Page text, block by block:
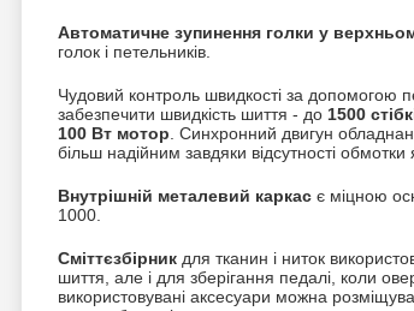
Автоматичне зупинення голки у
голок і петельників.
Чудовий контроль швидкості за допомогою
забезпечити швидкість шиття - до 1500
100 Вт мотор . Синхронний двигун
більш надійним завдяки відсутності обмотки
Внутрішній металевий каркас є міцною
1000.
Сміттєзбірник для тканин і ниток
шиття, але і для зберігання педалі, коли
використовувані аксесуари можна